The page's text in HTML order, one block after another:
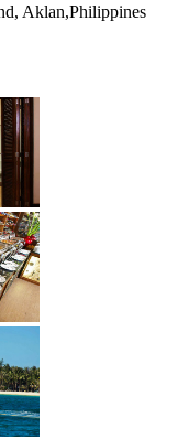
Aklan,Philippines